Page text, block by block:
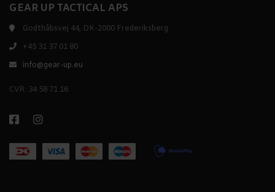
GEAR UP TACTICAL APS
Godthåbsvej 44, DK-2000 Frederiksberg
+45 31 37 01 80
info@gear-up.eu
CVR: 34 58 71 16